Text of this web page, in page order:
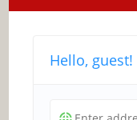
Hello, guest!